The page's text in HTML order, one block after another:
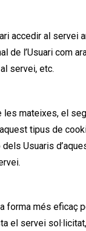
accedir al
l’Usuari com
servei, etc.
mateixes, el
tipus de
Usuaris
forma més eficaç
el servei